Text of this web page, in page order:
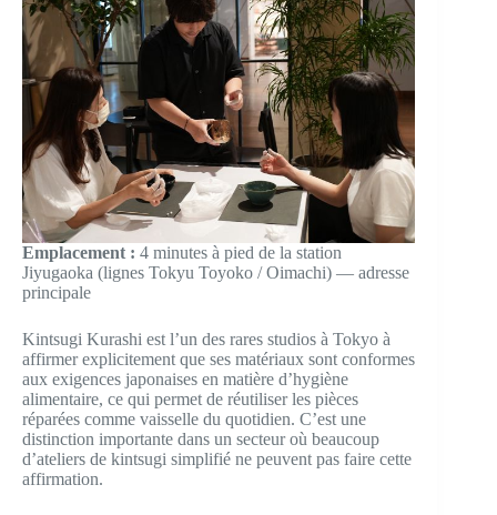
Emplacement : 4 minutes à pied de la station
Jiyugaoka (lignes Tokyu Toyoko / Oimachi) — adresse
principale
Kintsugi Kurashi est l’un des rares studios à Tokyo à
affirmer explicitement que ses matériaux sont conformes
aux exigences japonaises en matière d’hygiène
alimentaire, ce qui permet de réutiliser les pièces
réparées comme vaisselle du quotidien. C’est une
distinction importante dans un secteur où beaucoup
d’ateliers de kintsugi simplifié ne peuvent pas faire cette
affirmation.